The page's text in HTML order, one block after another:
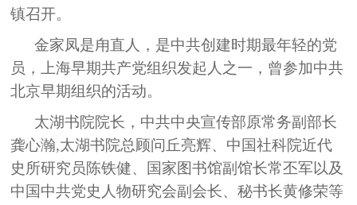
镇召开。
金家凤是甪直人，是中共创建时期最年轻的党
员，上海早期共产党组织发起人之一，曾参加中共
北京早期组织的活动。
太湖书院院长，中共中央宣传部原常务副部长
龚心瀚,太湖书院总顾问丘亮辉、中国社科院近代
史所研究员陈铁健、国家图书馆副馆长常丕军以及
中国中共党史人物研究会副会长、秘书长黄修荣等